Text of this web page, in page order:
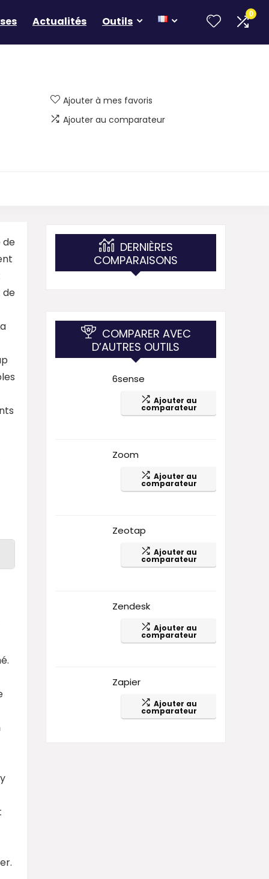
Actualités Outils
0
Ajouter à mes favoris
Ajouter au comparateur
de
de
DERNIÈRES
COMPARAISONS
COMPARER AVEC
D’AUTRES OUTILS
6sense
Ajouter au
comparateur
Zoom
Ajouter au
comparateur
Zeotap
Ajouter au
comparateur
Zendesk
Ajouter au
comparateur
Zapier
Ajouter au
comparateur